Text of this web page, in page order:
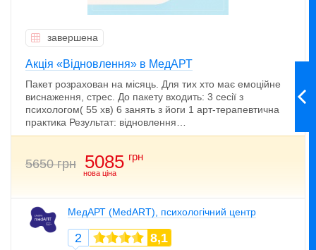
завершена
Акція «Відновлення» в МедАРТ
Пакет розрахован на місяць. Для тих хто має емоційне
виснаження, стрес. До пакету входить: 3 сесії з
психологом( 55 хв) 6 занять з йоги 1 арт-терапевтична
практика Результат: відновлення…
5650 грн
нова ціна
5085 грн
МедАРТ (MedART), психологічний центр
2 8,1